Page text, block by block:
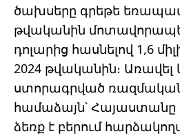
ծախսերը գրեթե
թվականին
դոլարից հասնելով 1,6
2024 թվականին։ Առավել
ստորագրված
համաձայն՝ Հայաստանը
ձեռք է բերում